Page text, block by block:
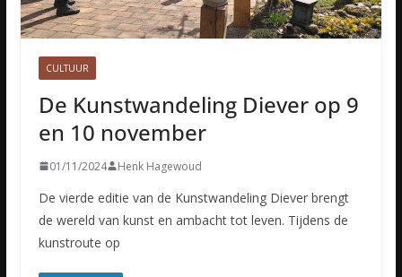
CULTUUR
De Kunstwandeling Diever op 9
en 10 november
01/11/2024 Henk Hagewoud
De vierde editie van de Kunstwandeling Diever brengt
de wereld van kunst en ambacht tot leven. Tijdens de
kunstroute op